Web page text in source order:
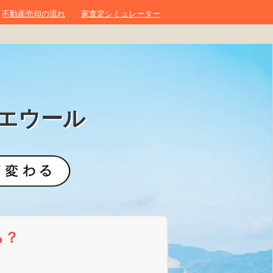
不動産売却の流れ 家査定シミュレーター
ウール